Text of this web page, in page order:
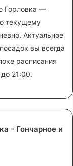
Горловка —
текущему
Актуальное
вы всегда
расписания
21:00.
- Гончарное и